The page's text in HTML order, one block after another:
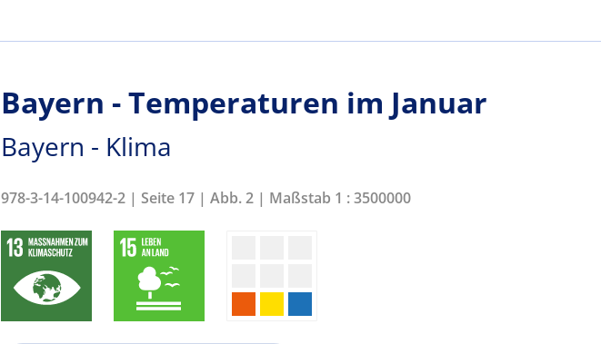
Bayern - Temperaturen im Januar
Bayern - Klima
978-3-14-100942-2 | Seite 17 | Abb. 2 | Maßstab 1 : 3500000